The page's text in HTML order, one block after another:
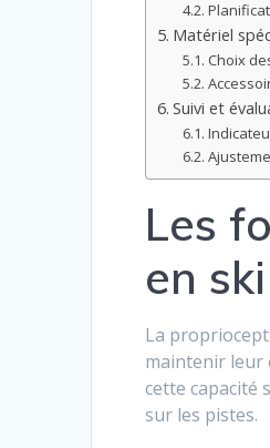
Matériel
Choix
Suivi et
Les
en
La
maintenir leur
cette capacité
sur les pistes.